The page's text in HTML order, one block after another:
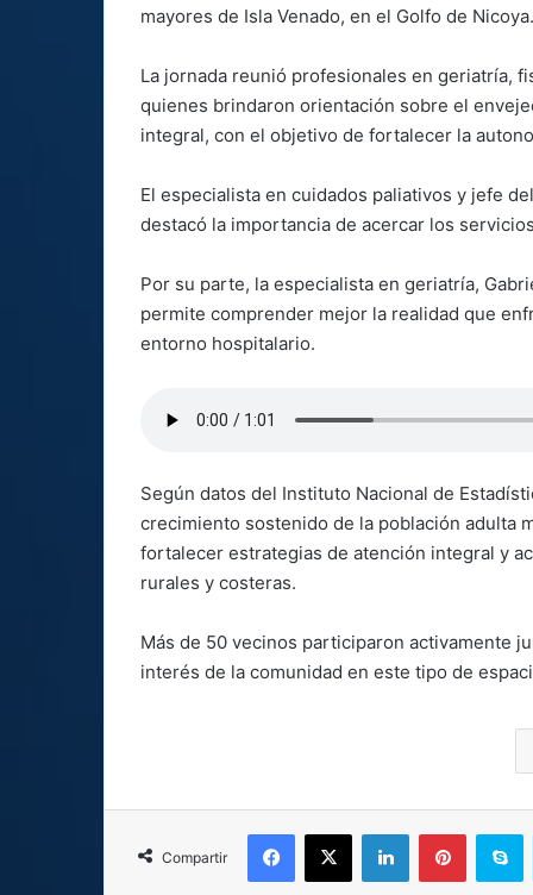
mayores de Isla Venado, en el Golfo de Nicoya.
La jornada reunió profesionales en geriatría,
quienes brindaron orientación sobre el
integral, con el objetivo de fortalecer la
El especialista en cuidados paliativos y jefe
destacó la importancia de acercar los
Por su parte, la especialista en geriatría,
permite comprender mejor la realidad que
entorno hospitalario.
Según datos del Instituto Nacional de
crecimiento sostenido de la población adulta
fortalecer estrategias de atención integral y
rurales y costeras.
Más de 50 vecinos participaron activamente
interés de la comunidad en este tipo de
Compartir
Facebook
X LinkedInPinterest